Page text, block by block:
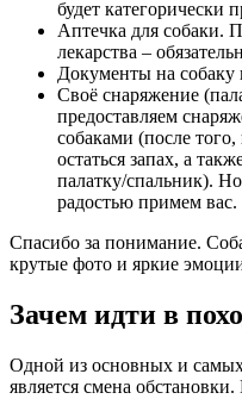
будет категорически
Аптечка для собаки.
лекарства –
Документы на собаку
Своё снаряжение
предоставляем
собаками (после
остаться запах, а
палатку/спальник).
радостью примем вас.
Спасибо за понимание.
крутые фото и яркие
Зачем идти в
Одной из основных и
является смена